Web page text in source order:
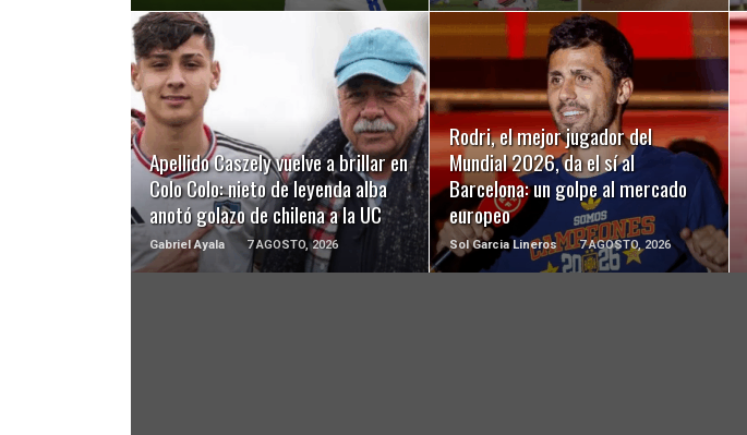
Apellido Caszely vuelve a brillar en
Colo Colo: nieto de leyenda alba
anotó golazo de chilena a la UC
Gabriel Ayala 7 AGOSTO, 2026
LEER MÁS
Rodri, el mejor jugador del
Mundial 2026, da el sí al
Barcelona: un golpe al mercado
europeo
Sol Garcia Lineros 7 AGOSTO, 2026
LEER MÁS